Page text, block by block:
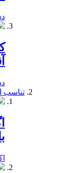
تناسب